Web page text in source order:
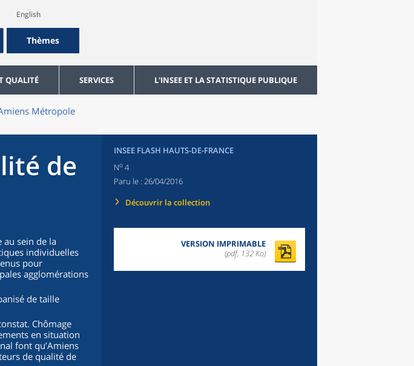
English
Thèmes
QUALITÉ SERVICES L'INSEE ET LA STATISTIQUE PUBLIQUE
Métropole
de
au sein de la
individuelles
pour
agglomérations
de taille
Chômage
en situation
font qu’Amiens
de qualité de
INSEE FLASH HAUTS-DE-FRANCE
No 4
Paru le : 26/04/2016
Découvrir la collection
VERSION IMPRIMABLE
(pdf, 132 Ko)